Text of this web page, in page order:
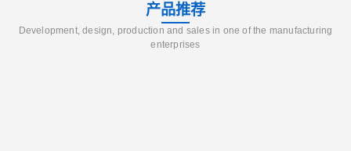
产品推荐
Development, design, production and sales in one of the manufacturing
enterprises